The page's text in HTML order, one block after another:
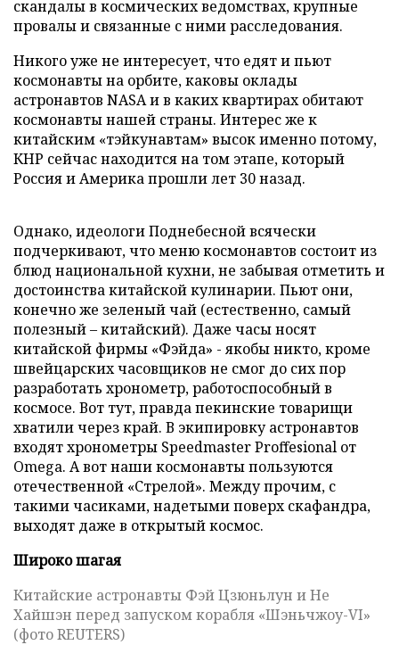
скандалы в космических ведомствах, крупные
провалы и связанные с ними расследования.
Никого уже не интересует, что едят и пьют
космонавты на орбите, каковы оклады
астронавтов NASA и в каких квартирах обитают
космонавты нашей страны. Интерес же к
китайским «тэйкунавтам» высок именно потому,
КНР сейчас находится на том этапе, который
Россия и Америка прошли лет 30 назад.
Однако, идеологи Поднебесной всячески
подчеркивают, что меню космонавтов состоит из
блюд национальной кухни, не забывая отметить и
достоинства китайской кулинарии. Пьют они,
конечно же зеленый чай (естественно, самый
полезный – китайский). Даже часы носят
китайской фирмы «Фэйда» - якобы никто, кроме
швейцарских часовщиков не смог до сих пор
разработать хронометр, работоспособный в
космосе. Вот тут, правда пекинские товарищи
хватили через край. В экипировку астронавтов
входят хронометры Speedmaster Proffesional от
Omega. А вот наши космонавты пользуются
отечественной «Стрелой». Между прочим, с
такими часиками, надетыми поверх скафандра,
выходят даже в открытый космос.
Широко шагая
Китайские астронавты Фэй Цзюньлун и Не
Хайшэн перед запуском корабля «Шэньчжоу-VI»
(фото REUTERS)